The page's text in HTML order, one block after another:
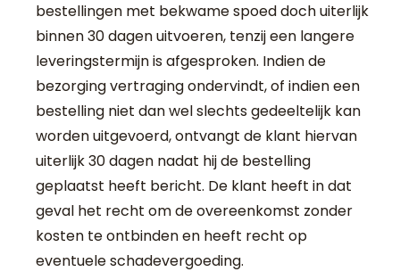
bestellingen met bekwame spoed doch uiterlijk
binnen 30 dagen uitvoeren, tenzij een langere
leveringstermijn is afgesproken. Indien de
bezorging vertraging ondervindt, of indien een
bestelling niet dan wel slechts gedeeltelijk kan
worden uitgevoerd, ontvangt de klant hiervan
uiterlijk 30 dagen nadat hij de bestelling
geplaatst heeft bericht. De klant heeft in dat
geval het recht om de overeenkomst zonder
kosten te ontbinden en heeft recht op
eventuele schadevergoeding.